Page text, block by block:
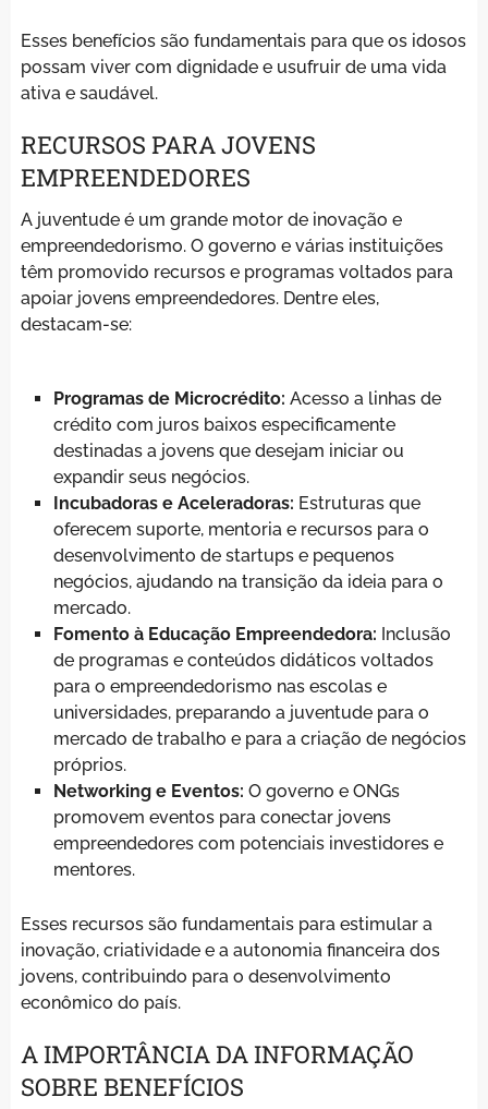
Esses benefícios são fundamentais para que os idosos
possam viver com dignidade e usufruir de uma vida
ativa e saudável.
RECURSOS PARA JOVENS
EMPREENDEDORES
A juventude é um grande motor de inovação e
empreendedorismo. O governo e várias instituições
têm promovido recursos e programas voltados para
apoiar jovens empreendedores. Dentre eles,
destacam-se:
Programas de Microcrédito: Acesso a linhas de
crédito com juros baixos especificamente
destinadas a jovens que desejam iniciar ou
expandir seus negócios.
Incubadoras e Aceleradoras: Estruturas que
oferecem suporte, mentoria e recursos para o
desenvolvimento de startups e pequenos
negócios, ajudando na transição da ideia para o
mercado.
Fomento à Educação Empreendedora: Inclusão
de programas e conteúdos didáticos voltados
para o empreendedorismo nas escolas e
universidades, preparando a juventude para o
mercado de trabalho e para a criação de negócios
próprios.
Networking e Eventos: O governo e ONGs
promovem eventos para conectar jovens
empreendedores com potenciais investidores e
mentores.
Esses recursos são fundamentais para estimular a
inovação, criatividade e a autonomia financeira dos
jovens, contribuindo para o desenvolvimento
econômico do país.
A IMPORTÂNCIA DA INFORMAÇÃO
SOBRE BENEFÍCIOS